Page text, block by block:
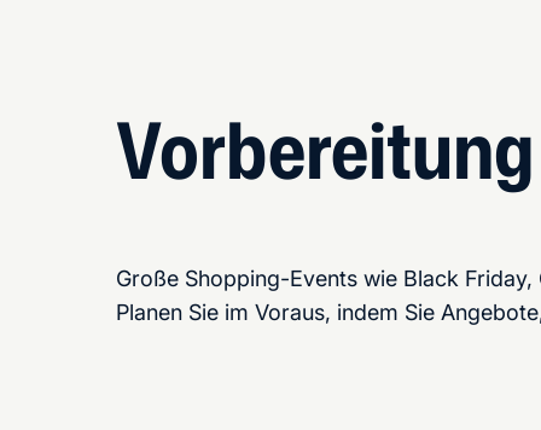
Große Shopping-Events wie Black
Planen Sie im Voraus, indem Sie